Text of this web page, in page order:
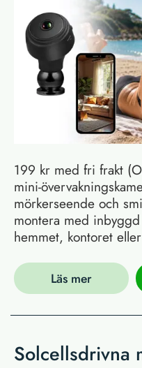
199 kr med fri frakt
mini-
mörkerseende och
montera med
hemmet, kontoret
Läs mer
Solcellsdrivna